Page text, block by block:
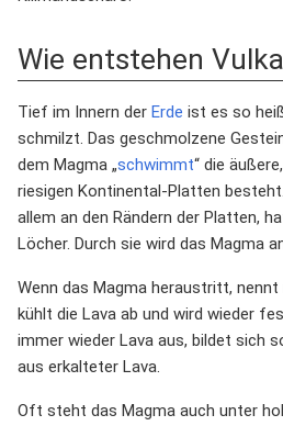
Wie entstehen
Tief im Innern der Erde ist es so
schmilzt. Das geschmolzene
dem Magma „schwimmt“ die
riesigen Kontinental-Platten
allem an den Rändern der Platten,
Löcher. Durch sie wird das Magma
Wenn das Magma heraustritt, nennt
kühlt die Lava ab und wird wieder
immer wieder Lava aus, bildet sich
aus erkalteter Lava.
Oft steht das Magma auch unter